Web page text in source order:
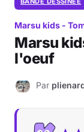
Marsu kids -
Marsu
l'oeuf
P Par